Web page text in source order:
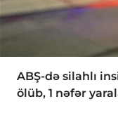
ABŞ-də silahlı
ölüb, 1 nəfər